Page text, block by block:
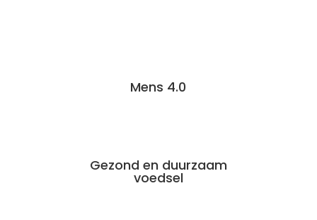
Mens 4.0
Gezond en duurzaam
voedsel